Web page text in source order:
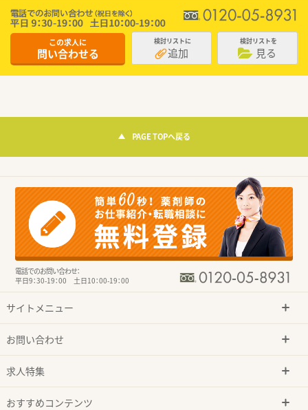
この求人に
問い合わせる
検討リストに
追加
検討リストを
見る
PAGE TOPへ戻る
電話でのお問い合わせ：
平日9：30-19：00 土日10：00-19：00
サイトメニュー
お問い合わせ
求人特集
おすすめコンテンツ